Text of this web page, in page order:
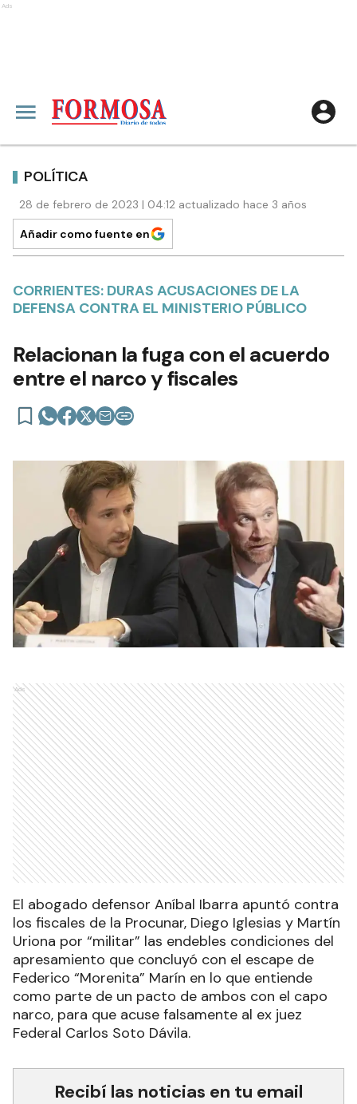
Ads
POLÍTICA
28 de febrero de 2023 | 04:12 actualizado hace 3 años
Añadir como fuente en
CORRIENTES: DURAS ACUSACIONES DE LA
DEFENSA CONTRA EL MINISTERIO PÚBLICO
Relacionan la fuga con el acuerdo
entre el narco y fiscales
Ads
El abogado defensor Aníbal Ibarra apuntó contra
los fiscales de la Procunar, Diego Iglesias y Martín
Uriona por “militar” las endebles condiciones del
apresamiento que concluyó con el escape de
Federico “Morenita” Marín en lo que entiende
como parte de un pacto de ambos con el capo
narco, para que acuse falsamente al ex juez
Federal Carlos Soto Dávila.
Recibí las noticias en tu email